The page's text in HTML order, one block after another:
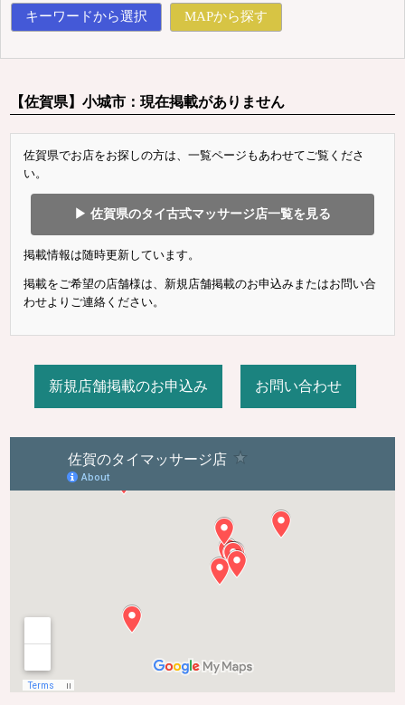
キーワードから選択 MAPから探す
【佐賀県】小城市：現在掲載がありません
佐賀県でお店をお探しの方は、一覧ページもあわせてご覧くださ
い。
▶ 佐賀県のタイ古式マッサージ店一覧を見る
掲載情報は随時更新しています。
掲載をご希望の店舗様は、新規店舗掲載のお申込みまたはお問い合
わせよりご連絡ください。
新規店舗掲載のお申込み お問い合わせ